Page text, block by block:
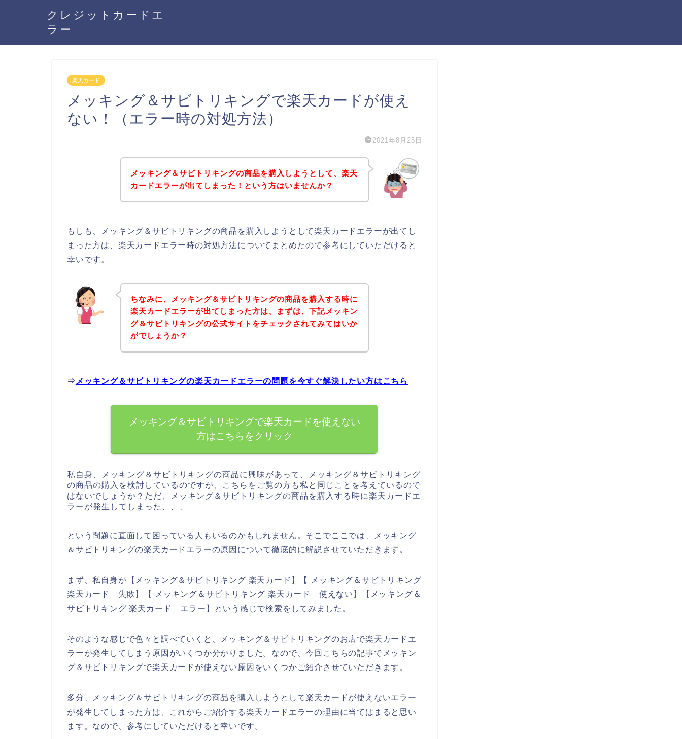
クレジットカードエ
ラー
楽天カード
メッキング＆サビトリキングで楽天カードが使え
ない！（エラー時の対処方法）
2021年8月25日
メッキング＆サビトリキングの商品を購入しようとして、楽天
カードエラーが出てしまった！という方はいませんか？
もしも、メッキング＆サビトリキングの商品を購入しようとして楽天カードエラーが出てし
まった方は、楽天カードエラー時の対処方法についてまとめたので参考にしていただけると
幸いです。
ちなみに、メッキング＆サビトリキングの商品を購入する時に
楽天カードエラーが出てしまった方は、まずは、下記メッキン
グ＆サビトリキングの公式サイトをチェックされてみてはいか
がでしょうか？
⇒ メッキング＆サビトリキングの楽天カードエラーの問題を今すぐ解決したい方はこちら
メッキング＆サビトリキングで楽天カードを使えない
方はこちらをクリック
私自身、メッキング＆サビトリキングの商品に興味があって、メッキング＆サビトリキング
の商品の購入を検討しているのですが、こちらをご覧の方も私と同じことを考えているので
はないでしょうか？ただ、メッキング＆サビトリキングの商品を購入する時に楽天カードエ
ラーが発生してしまった、、、
という問題に直面して困っている人もいるのかもしれません。そこでここでは、メッキング
＆サビトリキングの楽天カードエラーの原因について徹底的に解説させていただきます。
まず、私自身が【メッキング＆サビトリキング 楽天カード】【 メッキング＆サビトリキング
楽天カード 失敗】【 メッキング＆サビトリキング 楽天カード 使えない】【メッキング＆
サビトリキング 楽天カード エラー】という感じで検索をしてみました。
そのような感じで色々と調べていくと、メッキング＆サビトリキングのお店で楽天カードエ
ラーが発生してしまう原因がいくつか分かりました。なので、今回こちらの記事でメッキン
グ＆サビトリキングで楽天カードが使えない原因をいくつかご紹介させていただきます。
多分、メッキング＆サビトリキングの商品を購入しようとして楽天カードが使えないエラー
が発生してしまった方は、これからご紹介する楽天カードエラーの理由に当てはまると思い
ます。なので、参考にしていただけると幸いです。